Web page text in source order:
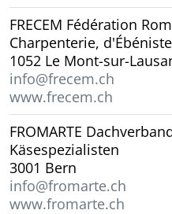
FRECEM Fédération
Charpenterie,
1052 Le Mont-sur-
info@frecem.ch
www.frecem.ch
FROMARTE
Käsespezialisten
3001 Bern
info@fromarte.ch
www.fromarte.ch